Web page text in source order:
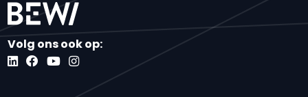
Volg ons ook op: